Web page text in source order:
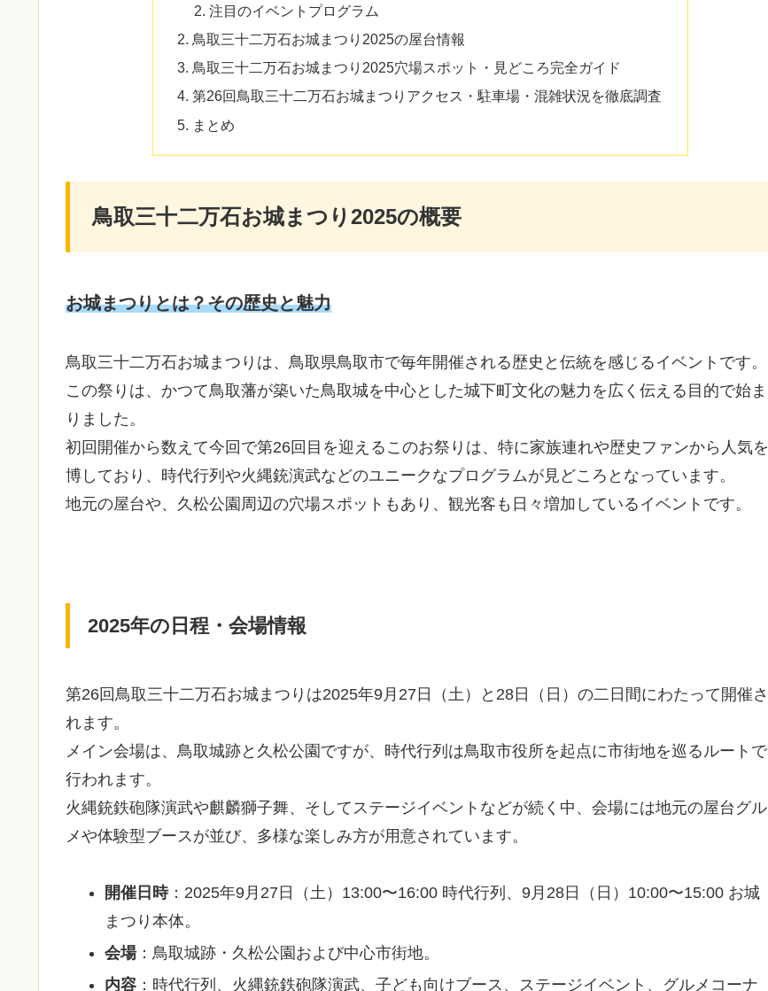
注目のイベントプログラム
鳥取三十二万石お城まつり2025の屋台情報
鳥取三十二万石お城まつり2025穴場スポット・見どころ完全ガイド
第26回鳥取三十二万石お城まつりアクセス・駐車場・混雑状況を徹底調査
まとめ
鳥取三十二万石お城まつり2025の概要
お城まつりとは？その歴史と魅力
鳥取三十二万石お城まつりは、鳥取県鳥取市で毎年開催される歴史と伝統を感じるイベントです。
この祭りは、かつて鳥取藩が築いた鳥取城を中心とした城下町文化の魅力を広く伝える目的で始ま
りました。
初回開催から数えて今回で第26回目を迎えるこのお祭りは、特に家族連れや歴史ファンから人気を
博しており、時代行列や火縄銃演武などのユニークなプログラムが見どころとなっています。
地元の屋台や、久松公園周辺の穴場スポットもあり、観光客も日々増加しているイベントです。
2025年の日程・会場情報
第26回鳥取三十二万石お城まつりは2025年9月27日（土）と28日（日）の二日間にわたって開催さ
れます。
メイン会場は、鳥取城跡と久松公園ですが、時代行列は鳥取市役所を起点に市街地を巡るルートで
行われます。
火縄銃鉄砲隊演武や麒麟獅子舞、そしてステージイベントなどが続く中、会場には地元の屋台グル
メや体験型ブースが並び、多様な楽しみ方が用意されています。
開催日時：2025年9月27日（土）13:00〜16:00 時代行列、9月28日（日）10:00〜15:00 お城
まつり本体。
会場：鳥取城跡・久松公園および中心市街地。
内容：時代行列、火縄銃鉄砲隊演武、子ども向けブース、ステージイベント、グルメコーナ